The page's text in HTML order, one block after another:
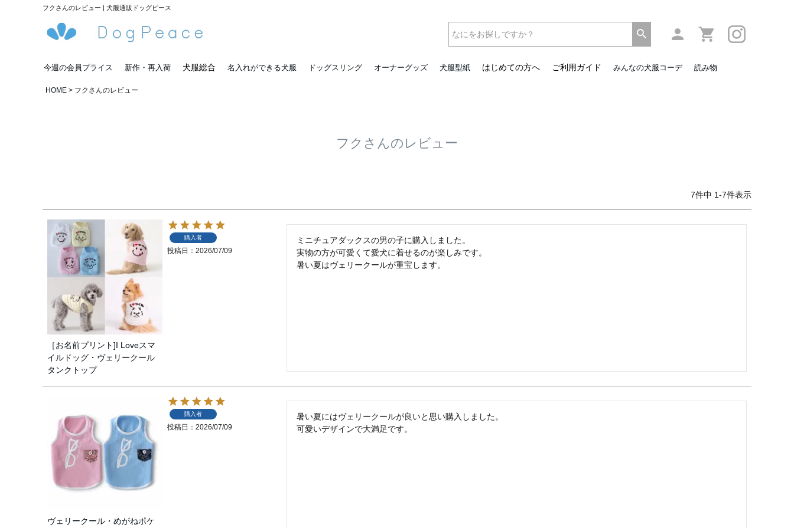
フクさんのレビュー | 犬服通販ドッグピース
今週の会員プライス 新作・再入荷 犬服総合 名入れができる犬服 ドッグスリング オーナーグッズ 犬服型紙 はじめての方へ ご利用ガイド みんなの犬服コーデ 読み物
HOME フクさんのレビュー
フクさんのレビュー
7件中 1-7件表示
［お名前プリント]I Loveスマ
イルドッグ・ヴェリークール
タンクトップ
購入者
投稿日 2026/07/09
ミニチュアダックスの男の子に購入しました。
実物の方が可愛くて愛犬に着せるのが楽しみです。
暑い夏はヴェリークールが重宝します。
ヴェリークール・めがねポケ
購入者
投稿日 2026/07/09
暑い夏にはヴェリークールが良いと思い購入しました。
可愛いデザインで大満足です。